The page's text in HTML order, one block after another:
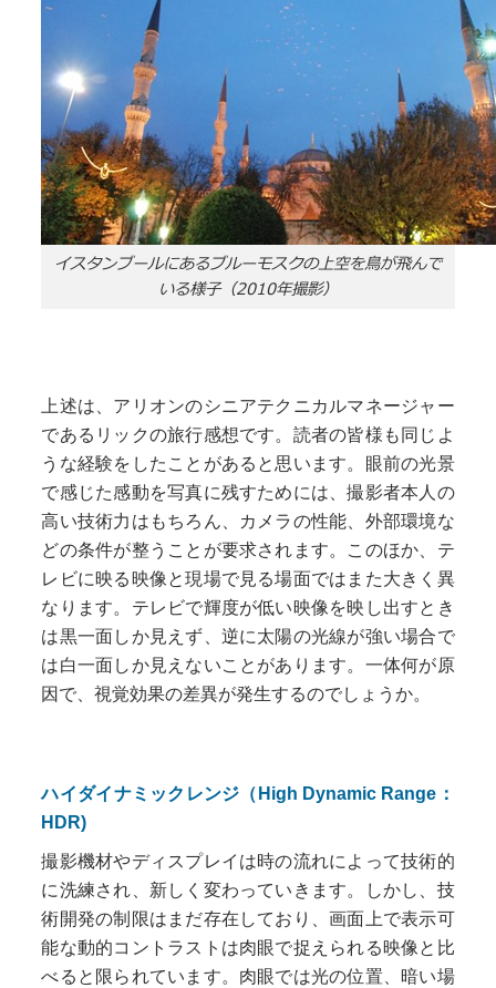
イスタンブールにあるブルーモスクの上空を鳥が飛んで
いる様子（2010年撮影）
上述は、アリオンのシニアテクニカルマネージャー
であるリックの旅行感想です。読者の皆様も同じよ
うな経験をしたことがあると思います。眼前の光景
で感じた感動を写真に残すためには、撮影者本人の
高い技術力はもちろん、カメラの性能、外部環境な
どの条件が整うことが要求されます。このほか、テ
レビに映る映像と現場で見る場面ではまた大きく異
なります。テレビで輝度が低い映像を映し出すとき
は黒一面しか見えず、逆に太陽の光線が強い場合で
は白一面しか見えないことがあります。一体何が原
因で、視覚効果の差異が発生するのでしょうか。
ハイダイナミックレンジ（High Dynamic Range：
HDR)
撮影機材やディスプレイは時の流れによって技術的
に洗練され、新しく変わっていきます。しかし、技
術開発の制限はまだ存在しており、画面上で表示可
能な動的コントラストは肉眼で捉えられる映像と比
べると限られています。肉眼では光の位置、暗い場